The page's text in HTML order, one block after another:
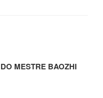
MESTRE BAOZHI